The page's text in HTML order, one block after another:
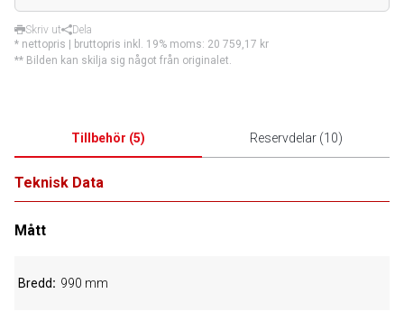
Skriv ut
Dela
* nettopris | bruttopris inkl. 19% moms: 20 759,17 kr
** Bilden kan skilja sig något från originalet.
Tillbehör (5) Reservdelar(10)
Teknisk Data
Mått
Bredd 990 mm